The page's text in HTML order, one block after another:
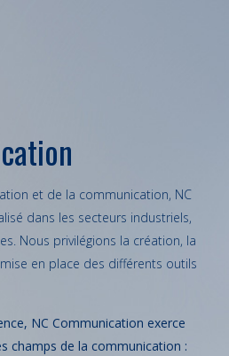
et de la communication, NC
dans les secteurs industriels,
Nous privilégions la création, la
en place des différents outils
NC Communication exerce
champs de la communication :